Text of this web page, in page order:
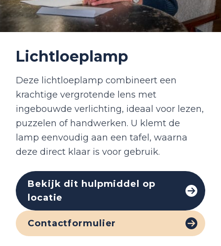
Lichtloeplamp
Deze lichtloeplamp combineert een
krachtige vergrotende lens met
ingebouwde verlichting, ideaal voor lezen,
puzzelen of handwerken. U klemt de
lamp eenvoudig aan een tafel, waarna
deze direct klaar is voor gebruik.
Bekijk dit hulpmiddel op
locatie
Contactformulier